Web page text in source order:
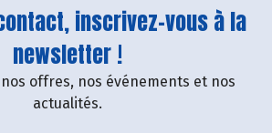
inscrivez-vous à la
newsletter !
offres, nos événements et nos
actualités.